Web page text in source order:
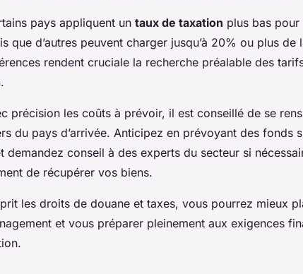
pays appliquent un taux de taxation plus bas
que d’autres peuvent charger jusqu’à 20% ou plus de
rendent cruciale la recherche préalable des
précision les coûts à prévoir, il est conseillé de se
du pays d’arrivée. Anticipez en prévoyant des fonds
demandez conseil à des experts du secteur si
de récupérer vos biens.
les droits de douane et taxes, vous pourrez mieux
et vous préparer pleinement aux exigences